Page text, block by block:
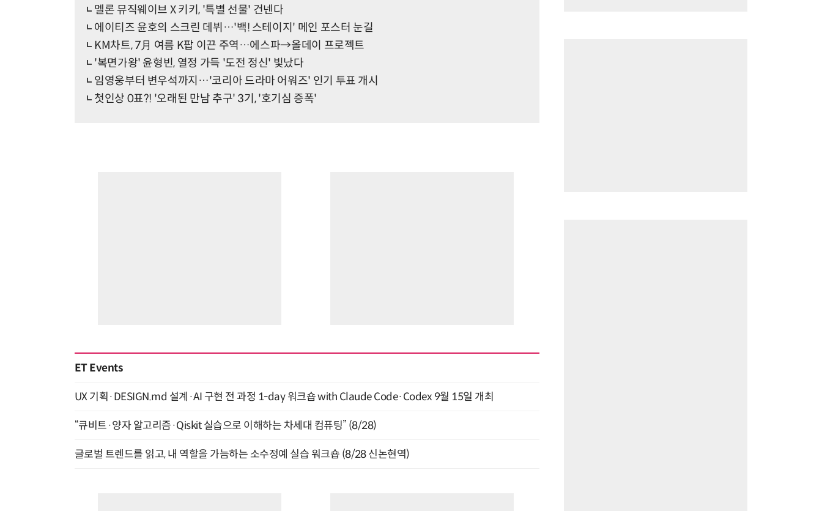
멜론 뮤직웨이브 X 키키, '특별 선물' 건넨다
에이티즈 윤호의 스크린 데뷔…'백! 스테이지' 메인 포스터 눈길
KM차트, 7月 여름 K팝 이끈 주역…에스파→올데이 프로젝트
'복면가왕' 윤형빈, 열정 가득 '도전 정신' 빛났다
임영웅부터 변우석까지…'코리아 드라마 어워즈' 인기 투표 개시
첫인상 0표?! '오래된 만남 추구' 3기, '호기심 증폭'
ET Events
UX 기획·DESIGN.md 설계·AI 구현 전 과정 1-day 워크숍 with Claude Code·Codex 9월 15일 개최
“큐비트·양자 알고리즘·Qiskit 실습으로 이해하는 차세대 컴퓨팅” (8/28)
글로벌 트렌드를 읽고, 내 역할을 가늠하는 소수정예 실습 워크숍 (8/28 신논현역)